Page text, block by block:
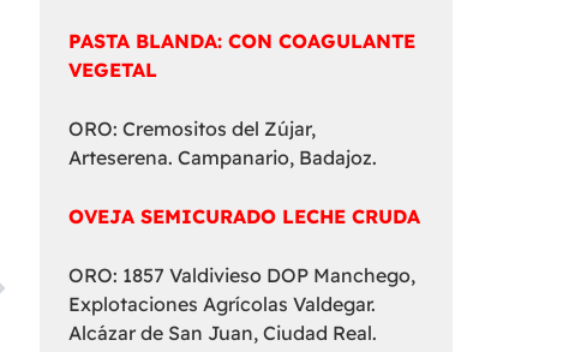
PASTA BLANDA: CON COAGULANTE
VEGETAL
ORO: Cremositos del Zújar,
Arteserena. Campanario, Badajoz.
OVEJA SEMICURADO LECHE CRUDA
ORO: 1857 Valdivieso DOP Manchego,
Explotaciones Agrícolas Valdegar.
Alcázar de San Juan, Ciudad Real.